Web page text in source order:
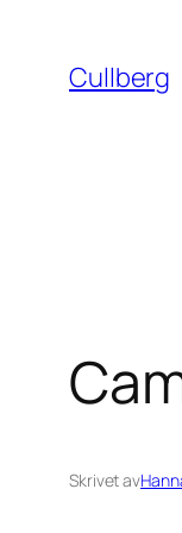
innehåll
Cullberg
Skrivet av